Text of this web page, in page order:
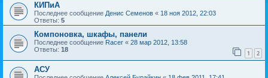
КИПиА
Последнее сообщение Денис Семенов « 18 ноя 2012, 22:03
Ответы: 5
Компоновка, шкафы, панели
Последнее сообщение Racer « 28 мар 2012, 13:58
Ответы: 18 1 2
АСУ